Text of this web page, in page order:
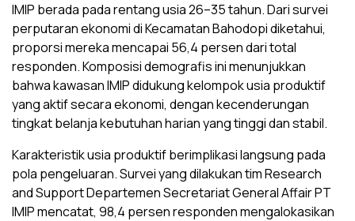
IMIP berada pada rentang usia 26–35 tahun. Dari survei
perputaran ekonomi di Kecamatan Bahodopi diketahui,
proporsi mereka mencapai 56,4 persen dari total
responden. Komposisi demografis ini menunjukkan
bahwa kawasan IMIP didukung kelompok usia produktif
yang aktif secara ekonomi, dengan kecenderungan
tingkat belanja kebutuhan harian yang tinggi dan stabil.
Karakteristik usia produktif berimplikasi langsung pada
pola pengeluaran. Survei yang dilakukan tim Research
and Support Departemen Secretariat General Affair PT
IMIP mencatat, 98,4 persen responden mengalokasikan